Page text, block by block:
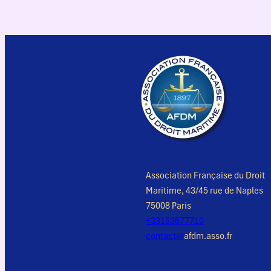
Association Française du Droit
Maritime, 43/45 rue de Naples
75008 Paris
+33153677710
contact@afdm.asso.fr